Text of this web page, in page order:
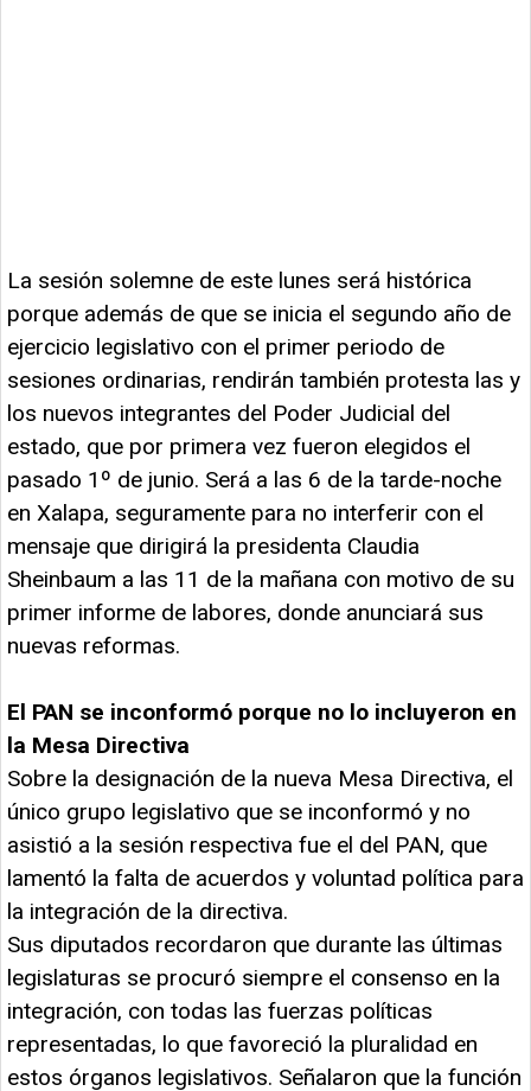
La sesión solemne de este lunes será histórica
porque además de que se inicia el segundo año de
ejercicio legislativo con el primer periodo de
sesiones ordinarias, rendirán también protesta las y
los nuevos integrantes del Poder Judicial del
estado, que por primera vez fueron elegidos el
pasado 1º de junio. Será a las 6 de la tarde-noche
en Xalapa, seguramente para no interferir con el
mensaje que dirigirá la presidenta Claudia
Sheinbaum a las 11 de la mañana con motivo de su
primer informe de labores, donde anunciará sus
nuevas reformas.
El PAN se inconformó porque no lo incluyeron en
la Mesa Directiva
Sobre la designación de la nueva Mesa Directiva, el
único grupo legislativo que se inconformó y no
asistió a la sesión respectiva fue el del PAN, que
lamentó la falta de acuerdos y voluntad política para
la integración de la directiva.
Sus diputados recordaron que durante las últimas
legislaturas se procuró siempre el consenso en la
integración, con todas las fuerzas políticas
representadas, lo que favoreció la pluralidad en
estos órganos legislativos. Señalaron que la función